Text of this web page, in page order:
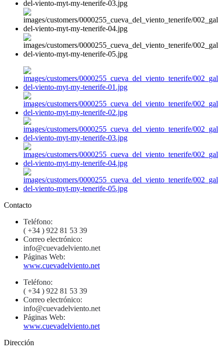
Contacto
Teléfono:
( +34 ) 922 81 53 39
Correo electrónico:
info@cuevadelviento.net
Páginas Web:
www.cuevadelviento.net
Teléfono:
( +34 ) 922 81 53 39
Correo electrónico:
info@cuevadelviento.net
Páginas Web:
www.cuevadelviento.net
Dirección